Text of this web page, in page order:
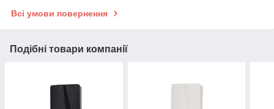
Всі умови повернення
Подібні товари компанії